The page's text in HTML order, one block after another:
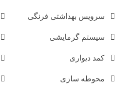
سرویس بهداشتی فرنگی
سیستم گرمایشی
کمد دیواری
محوطه سازی